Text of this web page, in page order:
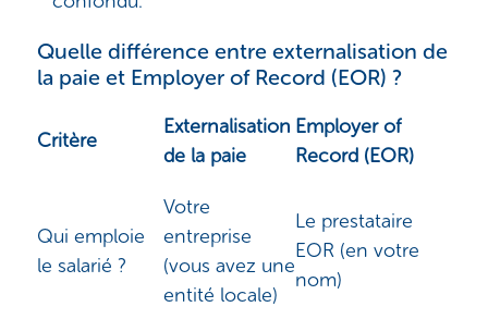
Quelle différence entre externalisation de
la paie et Employer of Record (EOR) ?
Critère
Externalisation
de la paie
Employer of
Record (EOR)
Qui emploie
le salarié ?
Votre
entreprise
(vous avez une
entité locale)
Le prestataire
EOR (en votre
nom)